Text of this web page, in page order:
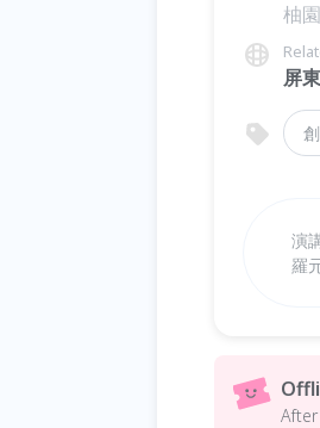
柚園
屏
演
羅